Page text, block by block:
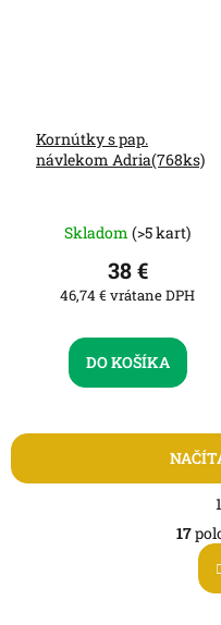
Kornútky s pap.
návlekom Adria(768ks)
Skladom (>5 kart)
46,74 € vrátane DPH
38 €
DO KOŠÍKA
1
17